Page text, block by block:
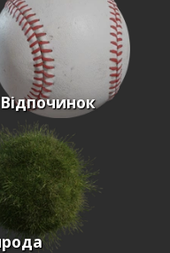
Відпочинок